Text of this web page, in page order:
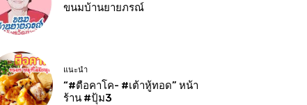
ขนมบ้านยายภรณ์
แนะนำ
“#ตือคาโค- #เต้าหู้ทอด” หน้า
ร้าน #ปุ้ม3